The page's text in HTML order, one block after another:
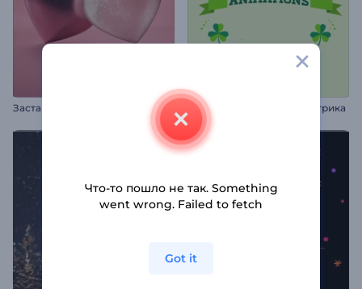
З
аставка "Сердечки ко Дню святого Валентина" Анимации на День св. Патрика
Что-то пошло не так. Something
went wrong. Failed to fetch
Got it